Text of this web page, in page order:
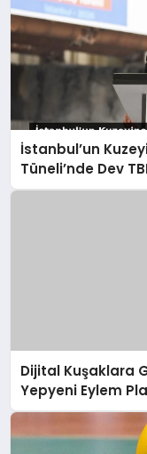
İstanbul’un
Tüneli’nde Dev
Dijital Kuşaklara
Yepyeni Eylem